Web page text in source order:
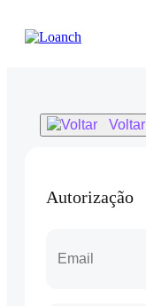
Voltar
Autorização